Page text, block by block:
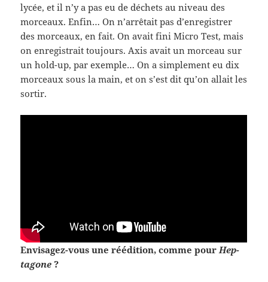
lycée, et il n’y a pas eu de déchets au niveau des
morceaux. Enfin… On n’arrêtait pas d’enregistrer
des morceaux, en fait. On avait fini Micro Test, mais
on enreg­is­trait tou­jours. Axis avait un morceau sur
un hold-​up, par exem­ple… On a sim­ple­ment eu dix
morceaux sous la main, et on s’est dit qu’on allait les
sortir.
Envisagez-​vous une réédi­tion, comme pourHep­
tagone ?